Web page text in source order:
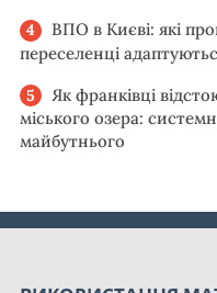
ВПО в Києві: які
переселенці
Як франківці
міського озера:
майбутнього